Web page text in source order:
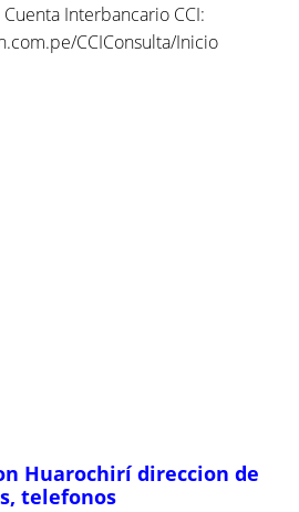
Interbancario CCI:
CCIConsulta/Inicio
Huarochirí direccion de
telefonos